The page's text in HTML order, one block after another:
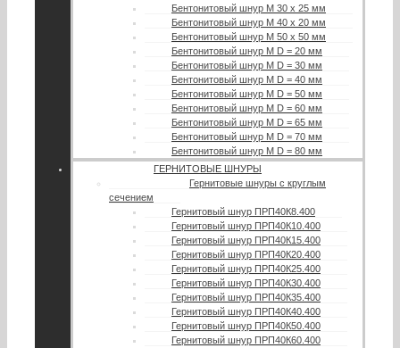
Бентонитовый шнур М 30 х 25 мм
Бентонитовый шнур М 40 х 20 мм
Бентонитовый шнур М 50 х 50 мм
Бентонитовый шнур М D = 20 мм
Бентонитовый шнур М D = 30 мм
Бентонитовый шнур М D = 40 мм
Бентонитовый шнур М D = 50 мм
Бентонитовый шнур М D = 60 мм
Бентонитовый шнур М D = 65 мм
Бентонитовый шнур М D = 70 мм
Бентонитовый шнур М D = 80 мм
ГЕРНИТОВЫЕ ШНУРЫ
Гернитовые шнуры с круглым
сечением
Гернитовый шнур ПРП40К8.400
Гернитовый шнур ПРП40К10.400
Гернитовый шнур ПРП40К15.400
Гернитовый шнур ПРП40К20.400
Гернитовый шнур ПРП40К25.400
Гернитовый шнур ПРП40К30.400
Гернитовый шнур ПРП40К35.400
Гернитовый шнур ПРП40К40.400
Гернитовый шнур ПРП40К50.400
Гернитовый шнур ПРП40К60.400